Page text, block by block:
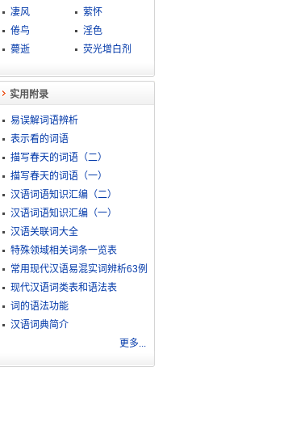
凄风
萦怀
倦鸟
淫色
薨逝
荧光增白剂
实用附录
易误解词语辨析
表示看的词语
描写春天的词语（二）
描写春天的词语（一）
汉语词语知识汇编（二）
汉语词语知识汇编（一）
汉语关联词大全
特殊领域相关词条一览表
常用现代汉语易混实词辨析63例
现代汉语词类表和语法表
词的语法功能
汉语词典简介
更多...